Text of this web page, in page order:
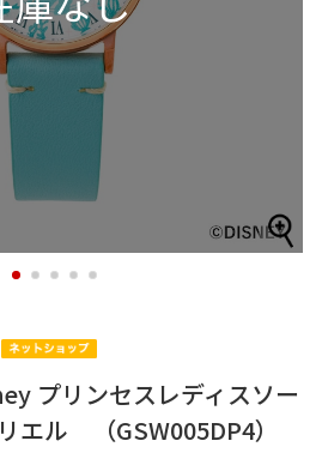
1 2 3 4 5
プリンセスレディスソー
ル （GSW005DP4）